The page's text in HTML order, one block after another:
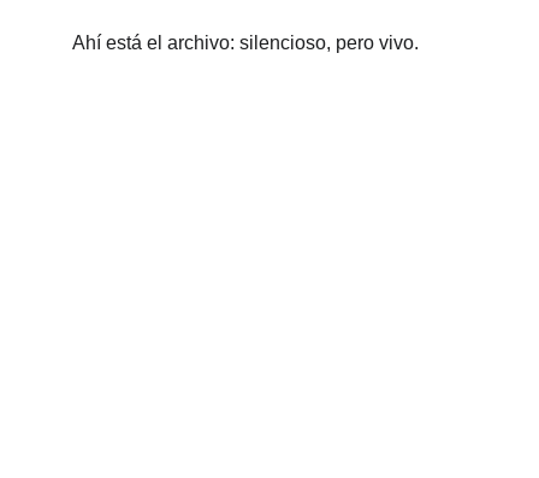
Ahí está el archivo: silencioso, pero vivo.